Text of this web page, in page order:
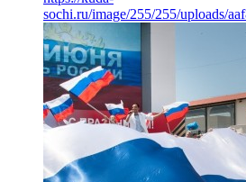
sochi.ru/image/255/255/uploads/